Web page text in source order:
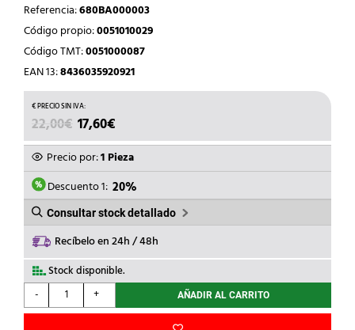
Referencia:680BA000003
Código propio:0051010029
Código TMT:0051000087
EAN 13:8436035920921
22,00€ EL
PRECIO
ORIGINAL
ERA:
22,00€.
17,60€
PRECIO
ACTUAL
ES:
17,60€.
Precio por:1 Pieza
Descuento 1: 20%
Consultar stock detallado
Recíbelo en 24h / 48h
Stock disponible.
-
SALICRU
-
+ AÑADIR AL CARRITO